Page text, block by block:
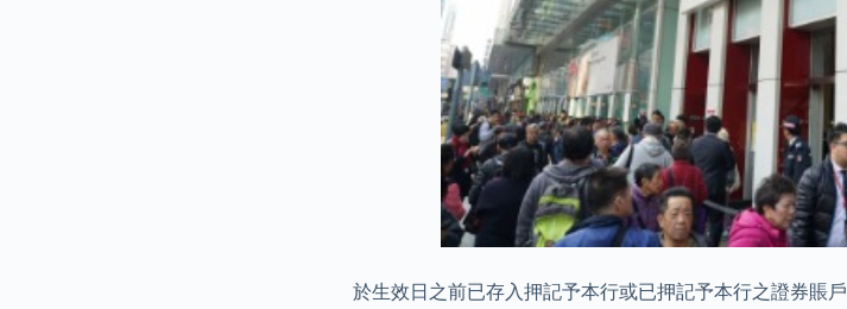
於生效日之前已存入押記予本行或已押記予本行之證券賬